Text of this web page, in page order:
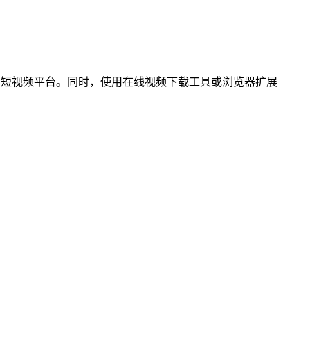
视频平台。同时，使用在线视频下载工具或浏览器扩展